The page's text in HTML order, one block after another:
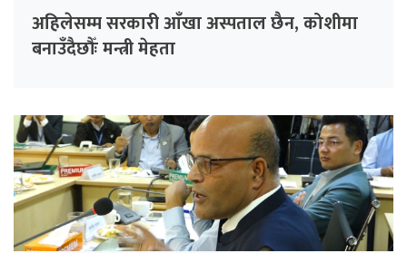
अहिलेसम्म सरकारी आँखा अस्पताल छैन, कोशीमा
बनाउँदैछौँः मन्त्री मेहता